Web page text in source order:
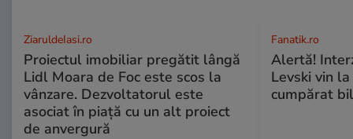
ZiaruldeIasi.ro
Proiectul imobiliar pregătit lângă
Lidl Moara de Foc este scos la
vânzare. Dezvoltatorul este
asociat în piață cu un alt proiect
de anvergură
Fanatik.ro
Alertă!
Levski vin
cumpărat